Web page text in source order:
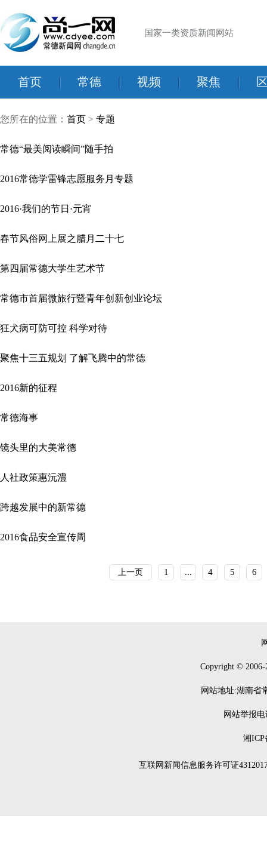
国家一类资质新闻网站
首页 | 常德 | 视频 | 聚焦 |
您所在的位置： 首页 > 专题
常德“最美阅读瞬间”随手拍
2016常德学雷锋志愿服务月专题
2016·我们的节日·元宵
春节风俗网上展之腊月二十七
第四届常德大学生艺术节
常德市首届微旅行暨青年创新创业论坛
狂犬病可防可控 科学对待
聚焦十三五规划 了解飞腾中的常德
2016新的征程
常德海事
镜头里的大美常德
人社政策惠沅澧
跨越发展中的新常德
2016食品安全宣传周
上一页 1 ... 4 5 6
Copyright © 2006-
网站地址:湖南省
网站举报
湘ICP
互联网新闻信息服务许可证